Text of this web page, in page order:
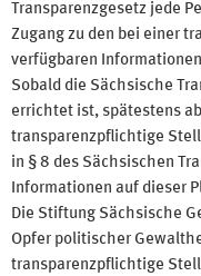
Transparenzgesetz jede
Zugang zu den bei einer
verfügbaren
Sobald die Sächsische
errichtet ist, spätestens
transparenzpflichtige
in § 8 des Sächsischen
Informationen auf dieser
Die Stiftung Sächsische
Opfer politischer
transparenzpflichtige